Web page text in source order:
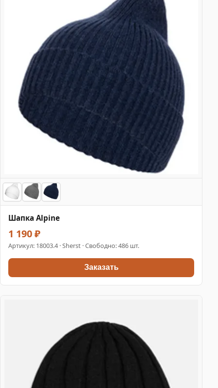
Шапка Alpine
1 190 ₽
Артикул: 18003.4 · Sherst · Свободно: 486 шт.
Заказать